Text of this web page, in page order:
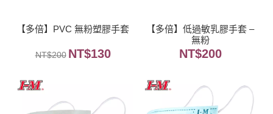
【多倍】PVC 無粉塑膠手套
NT$200 NT$130
【多倍】低過敏乳膠手套 –
無粉
NT$200